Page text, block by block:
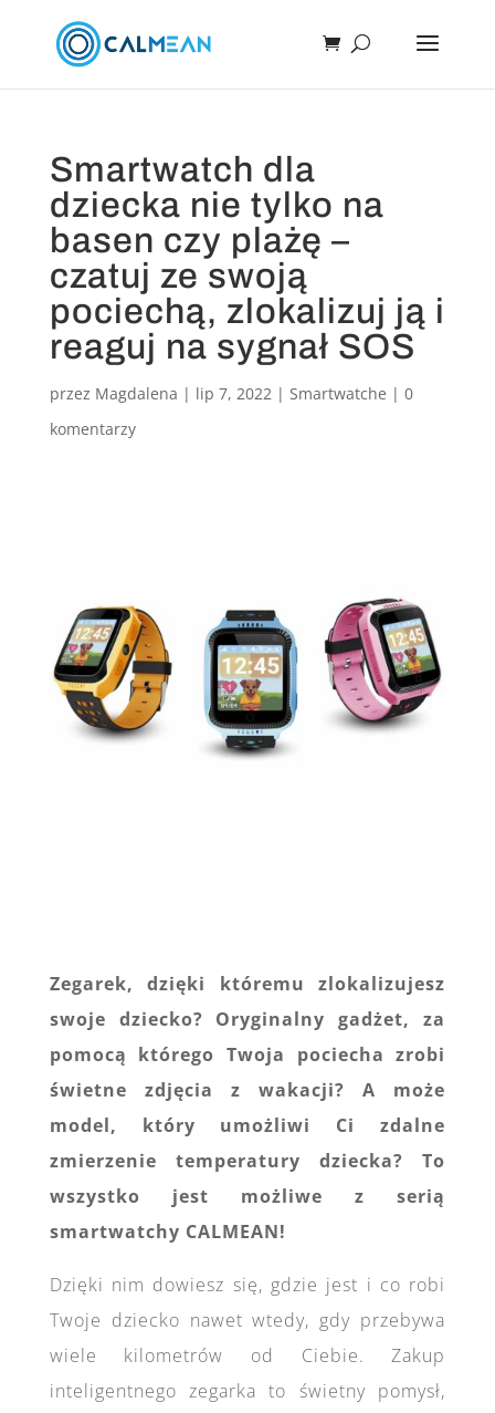
Smartwatch dla
dziecka nie tylko na
basen czy plażę –
czatuj ze swoją
pociechą, zlokalizuj ją i
reaguj na sygnał SOS
przez Magdalena | lip 7, 2022| Smartwatche | 0
komentarzy
Zegarek, dzięki któremu zlokalizujesz
swoje dziecko? Oryginalny gadżet, za
pomocą którego Twoja pociecha zrobi
świetne zdjęcia z wakacji? A może
model, który umożliwi Ci zdalne
zmierzenie temperatury dziecka? To
wszystko jest możliwe z serią
smartwatchy CALMEAN!
Dzięki nim dowiesz się, gdzie jest i co robi
Twoje dziecko nawet wtedy, gdy przebywa
wiele kilometrów od Ciebie. Zakup
inteligentnego zegarka to świetny pomysł,